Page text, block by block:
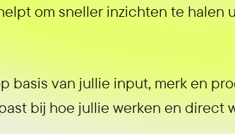
om sneller inzichten te halen
basis van jullie input, merk en
bij hoe jullie werken en direct